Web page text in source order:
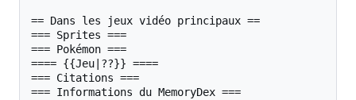
== Dans les jeux vidéo principaux ==
=== Sprites ===
=== Pokémon ===
==== {{Jeu|??}} ====
=== Citations ===
=== Informations du MemoryDex ===